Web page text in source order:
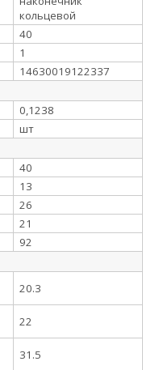
кольцевой
40
1
14630019122337
0,1238
шт
40
13
26
21
92
20.3
22
31.5